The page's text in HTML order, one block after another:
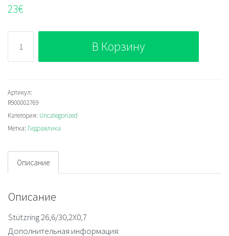
23€
Bosch
Rexroth
R900002769
Back-
up
ring
В Корзину
Артикул:
R900002769
Категория: Uncategorized
Метка: Гидравлика
Описание
Описание
Stützring 26,6/30,2X0,7
Дополнительная информация: